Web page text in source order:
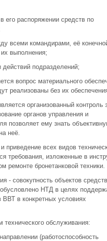
его распоряжении средств по
всеми командирами, её
выполнения;
действий подразделений;
вопрос материального
реализованы без их
организованный контроль
органов управления и
позволяет ему знать
неё.
приведение всех видов
требования, изложенные в
ремонте бронетанковой техники.
- совокупность объектов
НТД в целях
ВВТ в конкретных условиях
обслуживания:
(работоспособность